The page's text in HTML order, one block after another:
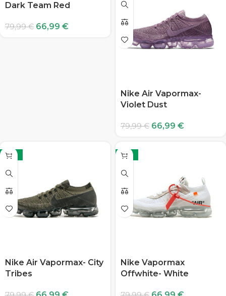
Dark Team Red
79,99€ 66,99 €
Nike Air Vapormax-
Violet Dust
79,99€ 66,99 €
-16%
Nike Air Vapormax- City
Tribes
-16%
Nike Vapormax
Offwhite- White